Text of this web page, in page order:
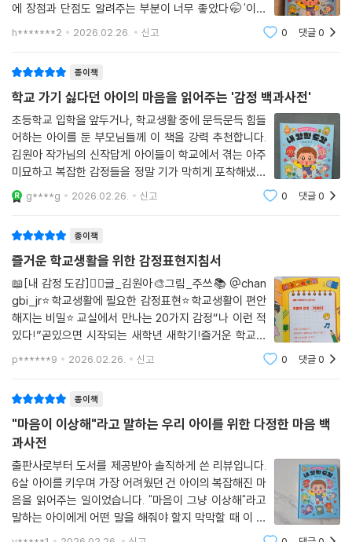
에 장점과 단점도 알려주는 부분이 너무 좋았다🤭'이런
적 있다, 없다'로 학교에서아이들이 마주할 상황이 그려져
h*******2 2026.02.26. 신고 0 댓글0
종이책
학교 가기 싫다던 아이의 마음을 읽어주는 '감정 백과사전'
초등학교 입학을 앞두거나, 학교생활 중에 문득문득 힘들
어하는 아이를 둔 부모님들께 이 책을 강력 추천합니다.
김원아 작가님의 신작답게 아이들이 학교에서 겪는 아주
미묘하고 복잡한 감정들을 정말 기가 막히게 포착해냈네
요.어른 눈에는 별거 아닌 "급식 반찬이 싫은 마음"이나
"발표할 때 떨리는 마음"이 아이들에게는 얼마나 큰 사건
g****g 2026.02.26. 신고 0 댓글0
종이책
즐거운 학교생활을 위한 감정표현지침서
📖[내 감정 도감]✍🏻글_김원아🎨그림_주쓰📚 @chan
gbi_jr⭐️학교생활에 필요한 감정표현⭐️학교생활이 편안
해지는 비밀⭐️교실에서 만나는 20가지 감정“나 이런 적
있다!”곧있으면 시작되는 새학년 새학기!즐거운 학교생
활을 위해 필요한 감정표현들을리원이와 여러감정들을
살펴보고 체크하며 읽어보았습니다.칭찬을 들으면 기쁘
p******9 2026.02.26. 신고 0 댓글0
종이책
"마음이 이상해"라고 말하는 우리 아이를 위한 다정한 마음 백
과사전
출판사로부터 도서를 제공받아 솔직하게 쓴 리뷰입니다.
6살 아이를 키우며 가장 어려웠던 건 아이의 복잡해진 마
음을 읽어주는 일이었습니다. "마음이 그냥 이상해"라고
말하는 아이에게 어떤 말을 해줘야 할지 막막할 때 이 책
을 만났습니다.『내 감정 도감』은 감정을 마치 식물이나 곤